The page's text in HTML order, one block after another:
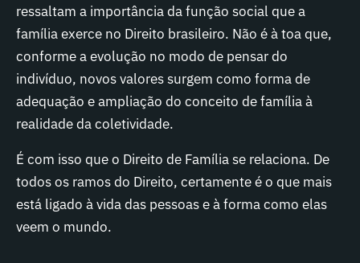
ressaltam a importância da função social que a
família exerce no Direito brasileiro. Não é à toa que,
conforme a evolução no modo de pensar do
indivíduo, novos valores surgem como forma de
adequação e ampliação do conceito de família à
realidade da coletividade.
É com isso que o Direito de Família se relaciona. De
todos os ramos do Direito, certamente é o que mais
está ligado à vida das pessoas e à forma como elas
veem o mundo.